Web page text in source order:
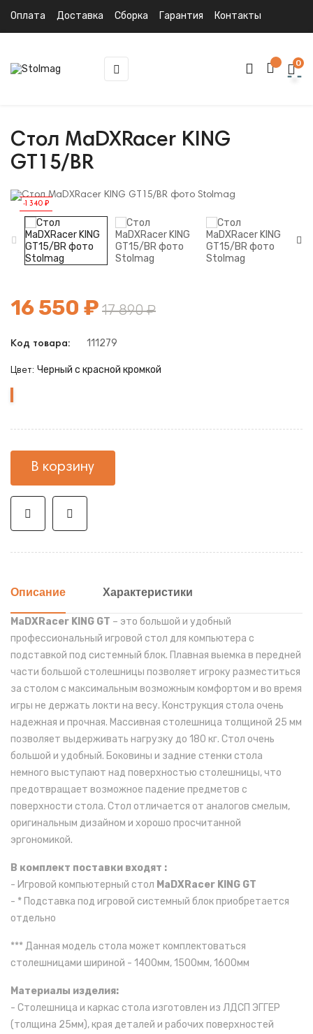
Оплата Доставка Сборка Гарантия Контакты
Toggle
navigation
☰ 0
Стол MaDXRacer KING
GT15/BR
-1 340 ₽
16 550 ₽ 17 890 ₽
Код товара: 111279
Цвет: Черный с красной кромкой
с
кромкой
В корзину
Описание Характеристики
MaDXRacer KING GT – это большой и удобный
профессиональный игровой стол для компьютера с
подставкой под системный блок. Плавная выемка в передней
части большой столешницы позволяет игроку разместиться
за столом с максимальным возможным комфортом и во время
игры не держать локти на весу. Конструкция стола очень
надежная и прочная. Массивная столешница толщиной 25 мм
позволяет выдерживать нагрузку до 180 кг. Стол очень
большой и удобный. Боковины и задние стенки стола
немного выступают над поверхностью столешницы, что
предотвращает возможное падение предметов с
поверхности стола. Стол отличается от аналогов смелым,
оригинальным дизайном и хорошо просчитанной
эргономикой.
В комплект поставки входят :
- Игровой компьютерный стол MaDXRacer KING GT
- * Подставка под игровой системный блок приобретается
отдельно
***Данная модель стола может комплектоваться
столешницами шириной - 1400мм, 1500мм, 1600мм
Материалы изделия:
- Столешница и каркас стола изготовлен из ЛДСП ЭГГЕР
(толщина 25мм), края деталей и рабочих поверхностей